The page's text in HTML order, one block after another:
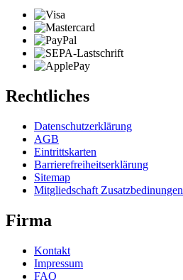
Rechtliches
Datenschutzerklärung
AGB
Eintrittskarten
Barrierefreiheitserklärung
Sitemap
Mitgliedschaft Zusatzbedinungen
Firma
Kontakt
Impressum
FAQ